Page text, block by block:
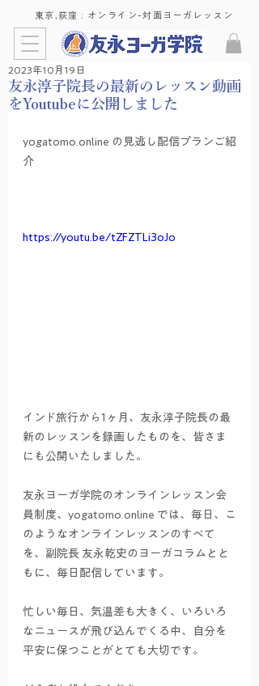
東京,荻窪 : ​オンライン-対面ヨーガレッスン
友永淳子院長の最新のレッスン動画
をYoutubeに公開しました
2023年10月19日
yogatomo.online の見逃し配信プランご紹
介
https://youtu.be/tZFZTLi3oJo
インド旅行から1ヶ月、友永淳子院長の最
新のレッスンを録画したものを、皆さま
にも公開いたしました。
友永ヨーガ学院のオンラインレッスン会
員制度、yogatomo.online では、毎日、こ
のようなオンラインレッスンのすべて
を、副院長 友永乾史のヨーガコラムとと
もに、毎日配信しています。
忙しい毎日、気温差も大きく、いろいろ
なニュースが飛び込んでくる中、自分を
平安に保つことがとても大切です。